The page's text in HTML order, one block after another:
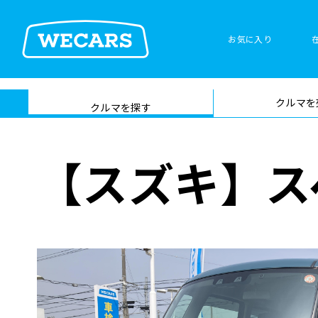
お気に入り
在庫検索
サイト内検
索
クルマを探す クルマ
【スズキ】